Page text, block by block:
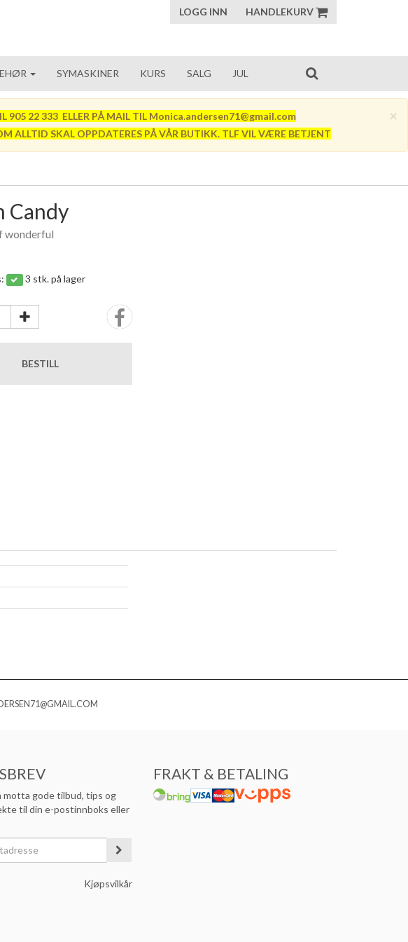
LOGG INN HANDLEKURV
SYMASKINER KURS SALG JUL
×
905 22 333 ELLER PÅ MAIL TIL Monica.andersen71@gmail.com
ALLTID SKAL OPPDATERES PÅ VÅR BUTIKK. TLF VIL VÆRE BETJENT
Candy
wonderful
3 stk. på lager
BESTILL
motta gode tilbud, tips og
til din e-postinnboks eller
Kjøpsvilkår
FRAKT & BETALING